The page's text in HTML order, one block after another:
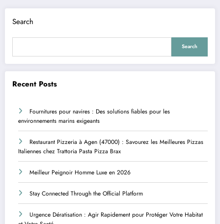
Search
Search
Recent Posts
Fournitures pour navires : Des solutions fiables pour les
environnements marins exigeants
Restaurant Pizzeria à Agen (47000) : Savourez les Meilleures Pizzas
Italiennes chez Trattoria Pasta Pizza Brax
Meilleur Peignoir Homme Luxe en 2026
Stay Connected Through the Official Platform
Urgence Dératisation : Agir Rapidement pour Protéger Votre Habitat